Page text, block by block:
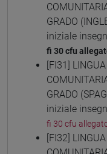
GRADO
iniziale
fi 30 cfu
[FI31]
GRADO
iniziale
fi 30 cfu
[FI32]